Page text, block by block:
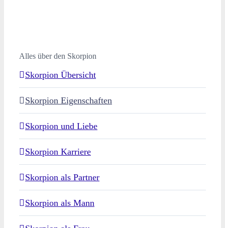
Alles über den Skorpion
Skorpion Übersicht
Skorpion Eigenschaften
Skorpion und Liebe
Skorpion Karriere
Skorpion als Partner
Skorpion als Mann